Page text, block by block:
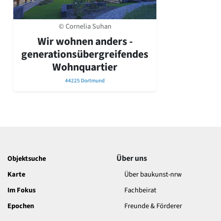
David Chipperfield
Harald Deilmann
Gottfried Böhm
Schneider von Esleben
Peter Behrens
Auszeichnung vorbildlicher Bauten NRW 2020
Big Beautiful Buildings (Großbauten der Nachkriegszeit)
Jugendstil
Historismus
Klassizismus
Barock
Renaissance
© Cornelia Suhan
Wir wohnen anders -
generationsübergreifendes
Wohnquartier
44225 Dortmund
Objektsuche
Karte
Im Fokus
Epochen
Über uns
Über baukunst-nrw
Fachbeirat
Freunde & Förderer